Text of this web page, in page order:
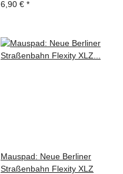
6,90 € *
Mauspad: Neue Berliner
Straßenbahn Flexity XLZ